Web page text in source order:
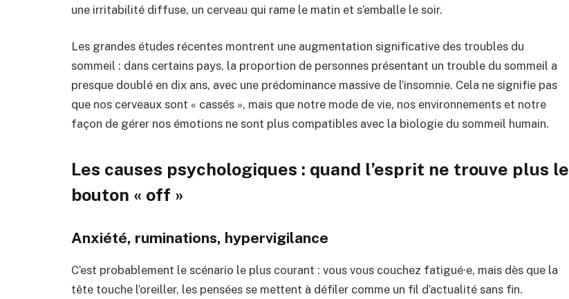
une irritabilité diffuse, un cerveau qui rame le matin et s’emballe le soir.
Les grandes études récentes montrent une augmentation significative des troubles du
sommeil : dans certains pays, la proportion de personnes présentant un trouble du sommeil a
presque doublé en dix ans, avec une prédominance massive de l’insomnie. Cela ne signifie pas
que nos cerveaux sont « cassés », mais que notre mode de vie, nos environnements et notre
façon de gérer nos émotions ne sont plus compatibles avec la biologie du sommeil humain.
Les causes psychologiques : quand l’esprit ne trouve plus le
bouton « off »
Anxiété, ruminations, hypervigilance
C’est probablement le scénario le plus courant : vous vous couchez fatigué·e, mais dès que la
tête touche l’oreiller, les pensées se mettent à défiler comme un fil d’actualité sans fin.